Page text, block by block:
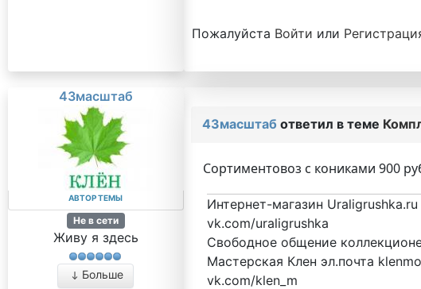
Пожалуйста Войти или
43масштаб
АВТОР ТЕМЫ
Не в сети
Живу я здесь
Больше
43масштаб ответил в теме
Сортиментовоз с кониками 900
Интернет-магазин
vk.com/uraligrushka
Свободное общение
Мастерская Клен эл.почта
vk.com/klen_m